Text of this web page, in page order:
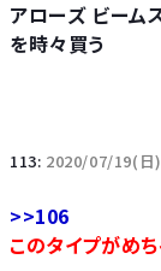
アローズ ビーム
を時々買う
113: 2020/07/19(日
>>106
このタイプがめ